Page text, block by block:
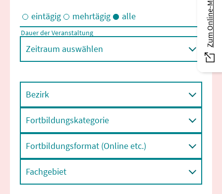
Eintägige und/oder mehrtägige Veranstaltungen
eintägig mehrtägig alle
Dauer der Veranstaltung
Zeitraum auswählen
Bezirk
Fortbildungskategorie
Fortbildungsformat (Online etc.)
Fachgebiet